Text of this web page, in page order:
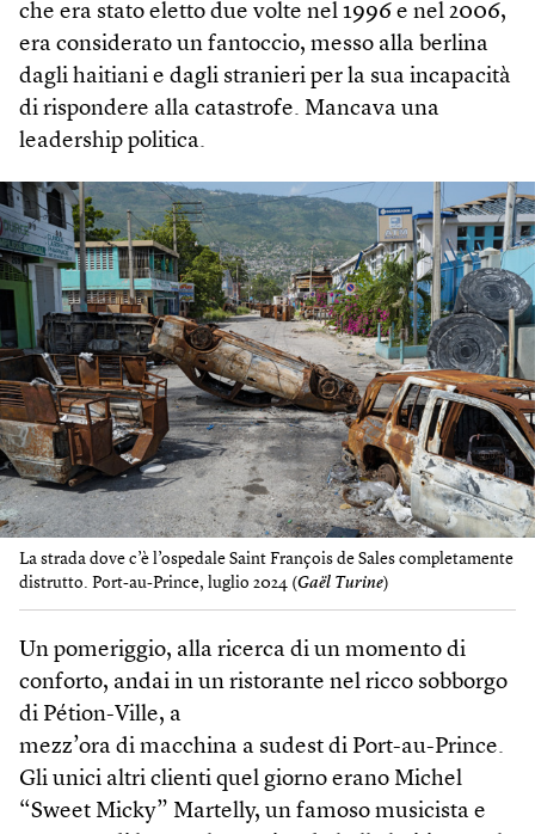
che era stato eletto due volte nel 1996 e nel 2006,
era considerato un fantoccio, messo alla berlina
dagli haitiani e dagli stranieri per la sua incapacità
di rispondere alla catastrofe. Mancava una
leadership politica.
La strada dove c’è l’ospedale Saint François de Sales completamente
distrutto. Port-au-Prince, luglio 2024 (Gaël Turine)
Un pomeriggio, alla ricerca di un momento di
conforto, andai in un ristorante nel ricco sobborgo
di Pétion-Ville, a
mezz’ora di macchina a sudest di Port-au-Prince.
Gli unici altri clienti quel giorno erano Michel
“Sweet Micky” Martelly, un famoso musicista e